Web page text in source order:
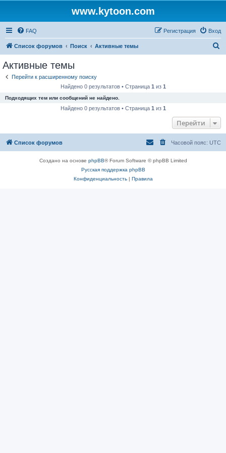
www.kytoon.com
FAQ Вход
Регистрация
Список форумов Поиск Активные темы
Активные темы
Перейти к расширенному поиску
Найдено 0 результатов • Страница 1 из 1
Подходящих тем или сообщений не найдено.
Найдено 0 результатов • Страница 1 из 1
Перейти
Список форумов Часовой пояс: UTC
Создано на основе phpBB® Forum Software © phpBB Limited
Русская поддержка phpBB
Конфиденциальность| Правила